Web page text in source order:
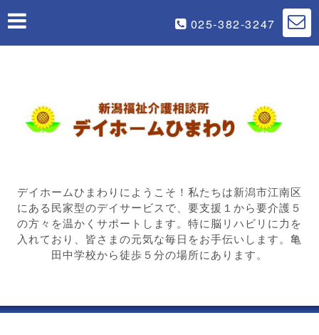
025-382-3247
デイホームひまわりにようこそ！私たちは新潟市江南区
にある民家型のデイサービスで、要支援１から要介護５
の方々を温かくサポートします。特に脳リハビリに力を
入れており、皆さまの元気な毎日をお手伝いします。亀
田中学校から徒歩５分の場所にあります。